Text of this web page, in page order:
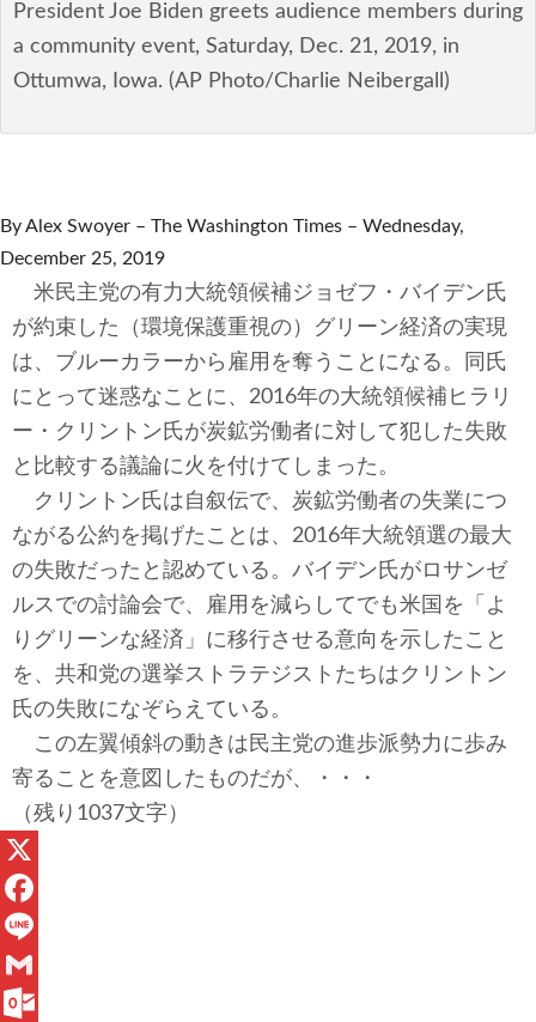
エネルギー・環境
サイバーセキュリティ―
航空宇宙・防衛
テクノロジー
コメンタリー
社説
ビル・ガーツ
東アジア
東京発
President Joe Biden greets audience members during
a community event, Saturday, Dec. 21, 2019, in
Ottumwa, Iowa. (AP Photo/Charlie Neibergall)
By Alex Swoyer – The Washington Times – Wednesday,
December 25, 2019
米民主党の有力大統領候補ジョゼフ・バイデン氏
が約束した（環境保護重視の）グリーン経済の実現
は、ブルーカラーから雇用を奪うことになる。同氏
にとって迷惑なことに、2016年の大統領候補ヒラリ
ー・クリントン氏が炭鉱労働者に対して犯した失敗
と比較する議論に火を付けてしまった。
クリントン氏は自叙伝で、炭鉱労働者の失業につ
ながる公約を掲げたことは、2016年大統領選の最大
の失敗だったと認めている。バイデン氏がロサンゼ
ルスでの討論会で、雇用を減らしてでも米国を「よ
りグリーンな経済」に移行させる意向を示したこと
を、共和党の選挙ストラテジストたちはクリントン
氏の失敗になぞらえている。
この左翼傾斜の動きは民主党の進歩派勢力に歩み
寄ることを意図したものだが、・・・
（残り1037文字）
X
F
a
c
L
G